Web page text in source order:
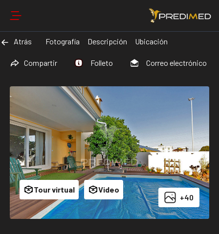
Atrás Fotografía Descripción Ubicación
Compartir Folleto Correo electrónico
+40
Tour virtual Video